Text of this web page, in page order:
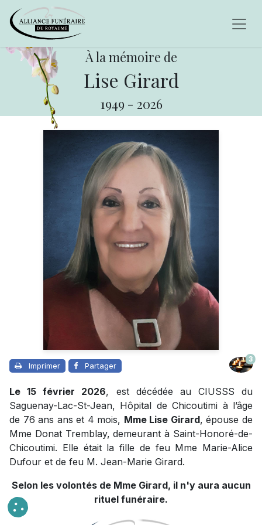
À la mémoire de
Lise Girard
1949 - 2026
Imprimer Partager
3
Le 15 février 2026, est décédée au CIUSSS du
Saguenay-Lac-St-Jean, Hôpital de Chicoutimi à l’âge
de 76 ans ans et 4 mois, Mme Lise Girard, épouse de
Mme Donat Tremblay, demeurant à Saint-Honoré-de-
Chicoutimi. Elle était la fille de feu Mme Marie-Alice
Dufour et de feu M. Jean-Marie Girard.
Selon les volontés de Mme Girard, il n'y aura aucun
rituel funéraire.